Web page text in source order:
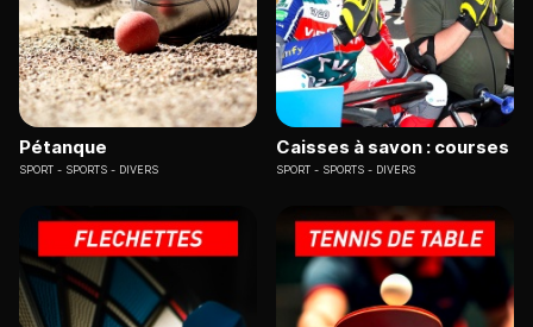
Pétanque
SPORT SPORTS - DIVERS
Caisses à savon : courses
SPORT SPORTS - DIVERS